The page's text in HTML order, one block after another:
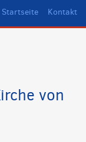
Startseite Kontakt
von